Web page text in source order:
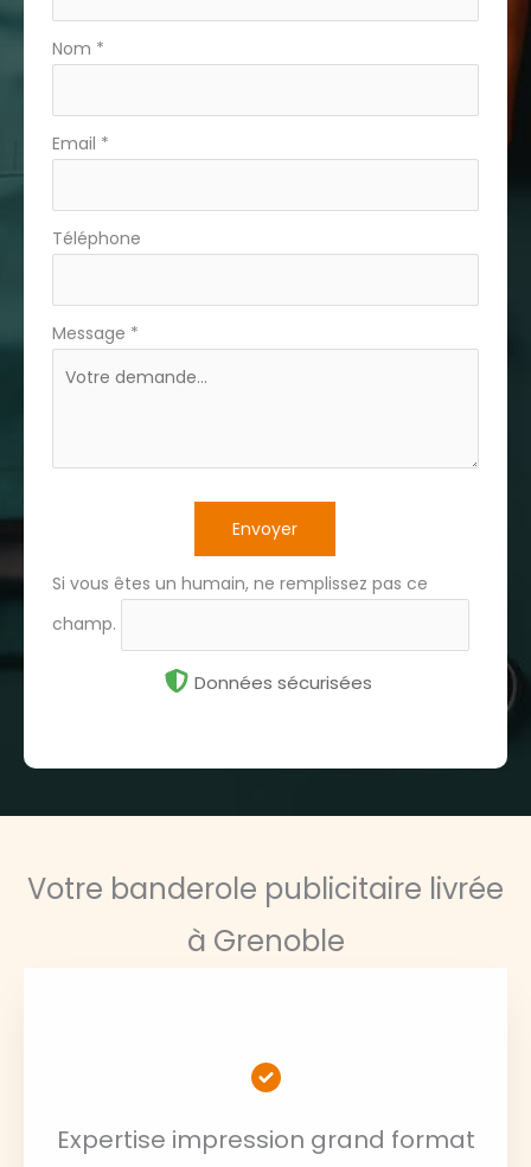
téléphone
Nom *
Email *
Téléphone
Message *
Envoyer
Si vous êtes un humain, ne remplissez pas ce
champ.
Données sécurisées
Votre banderole publicitaire livrée
à Grenoble
Expertise impression grand format